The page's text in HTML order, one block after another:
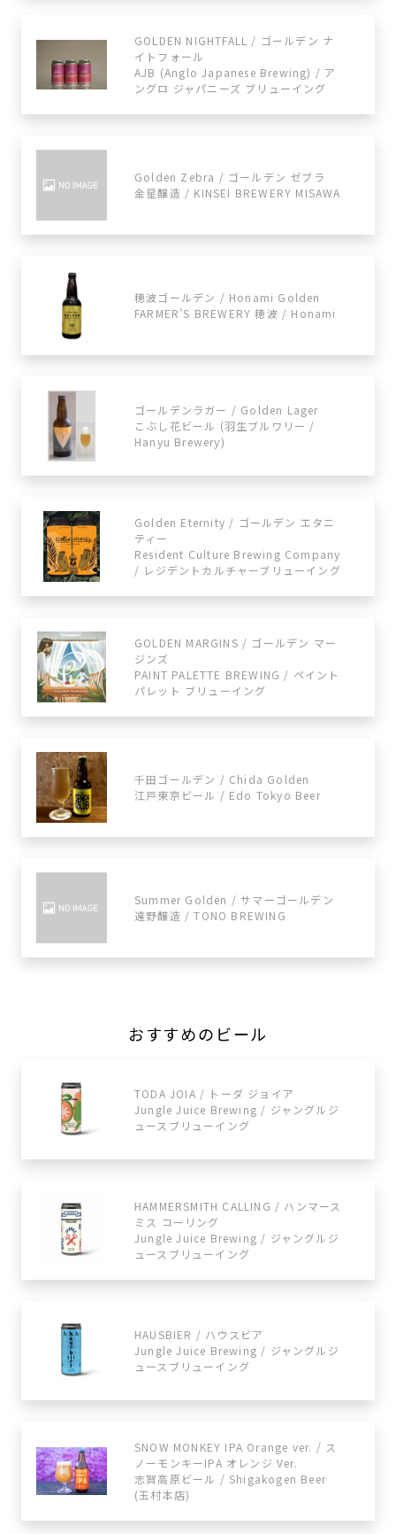
GOLDEN NIGHTFALL / ゴールデン ナ
イトフォール
AJB (Anglo Japanese Brewing) / ア
ングロ ジャパニーズ ブリューイング
Golden Zebra / ゴールデン ゼブラ
金星醸造 / KINSEI BREWERY MISAWA
穂波ゴールデン / Honami Golden
FARMER’S BREWERY 穂波 / Honami
ゴールデンラガー / Golden Lager
こぶし花ビール (羽生ブルワリー /
Hanyu Brewery)
Golden Eternity / ゴールデン エタニ
ティー
Resident Culture Brewing Company
/ レジデントカルチャーブリューイング
GOLDEN MARGINS / ゴールデン マー
ジンズ
PAINT PALETTE BREWING / ペイント
パレット ブリューイング
千田ゴールデン / Chida Golden
江戸東京ビール / Edo Tokyo Beer
Summer Golden / サマーゴールデン
遠野醸造 / TONO BREWING
おすすめのビール
TODA JOIA / トーダ ジョイア
Jungle Juice Brewing / ジャングルジ
ュースブリューイング
HAMMERSMITH CALLING / ハンマース
ミス コーリング
Jungle Juice Brewing / ジャングルジ
ュースブリューイング
HAUSBIER / ハウスビア
Jungle Juice Brewing / ジャングルジ
ュースブリューイング
SNOW MONKEY IPA Orange ver. / ス
ノーモンキーIPA オレンジ Ver.
志賀高原ビール / Shigakogen Beer
(玉村本店)